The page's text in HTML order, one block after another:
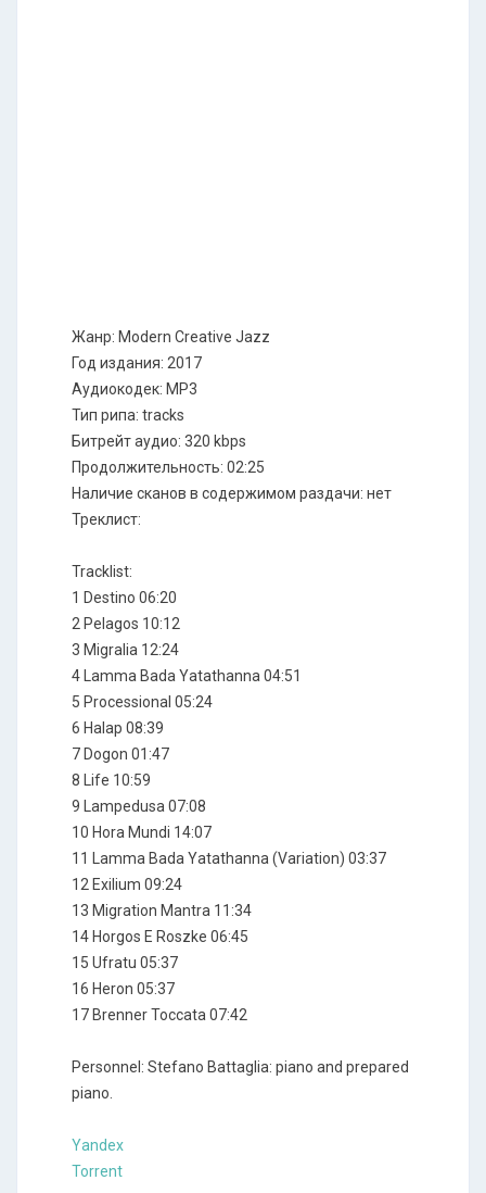
Жанр: Modern Creative Jazz
Год издания: 2017
Аудиокодек: MP3
Тип рипа: tracks
Битрейт аудио: 320 kbps
Продолжительность: 02:25
Наличие сканов в содержимом раздачи: нет
Треклист:
Tracklist:
1 Destino 06:20
2 Pelagos 10:12
3 Migralia 12:24
4 Lamma Bada Yatathanna 04:51
5 Processional 05:24
6 Halap 08:39
7 Dogon 01:47
8 Life 10:59
9 Lampedusa 07:08
10 Hora Mundi 14:07
11 Lamma Bada Yatathanna (Variation) 03:37
12 Exilium 09:24
13 Migration Mantra 11:34
14 Horgos E Roszke 06:45
15 Ufratu 05:37
16 Heron 05:37
17 Brenner Toccata 07:42
Personnel: Stefano Battaglia: piano and prepared
piano.
Yandex
Torrent